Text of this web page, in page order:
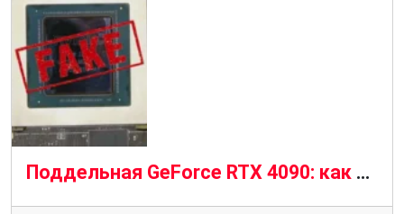
Поддельная GeForce RTX 4090: как мошенники превращают старые GPU в фальшивые флагманы NVIDIA